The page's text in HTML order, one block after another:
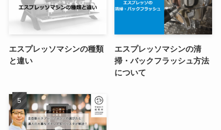
エスプレッソマシンの種類
と違い
エスプレッソマシンの清
掃・バックフラッシュ方法
について